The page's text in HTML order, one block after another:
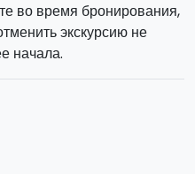
во время бронирования,
экскурсию не
начала.